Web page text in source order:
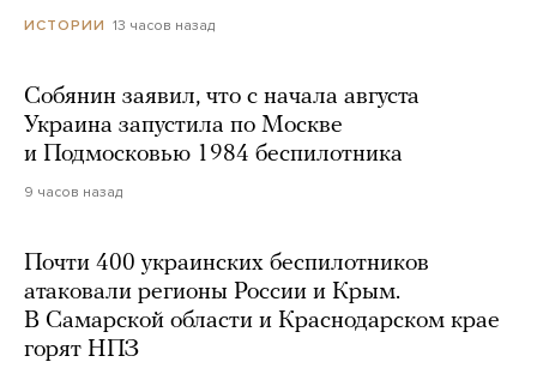
ИСТОРИИ 13 часов назад
Собянин заявил, что с начала августа
Украина запустила по Москве
и Подмосковью 1984 беспилотника
9 часов назад
Почти 400 украинских беспилотников
атаковали регионы России и Крым.
В Самарской области и Краснодарском крае
горят НПЗ